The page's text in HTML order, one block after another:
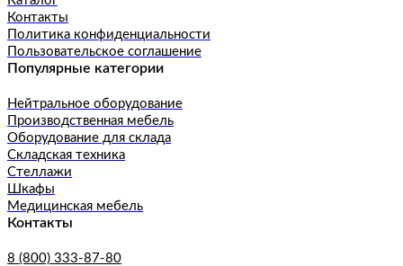
Контакты
Политика конфиденциальности
Пользовательское соглашение
Популярные категории
Нейтральное оборудование
Производственная мебель
Оборудование для склада
Складская техника
Стеллажи
Шкафы
Медицинская мебель
Контакты
8 (800) 333-87-80